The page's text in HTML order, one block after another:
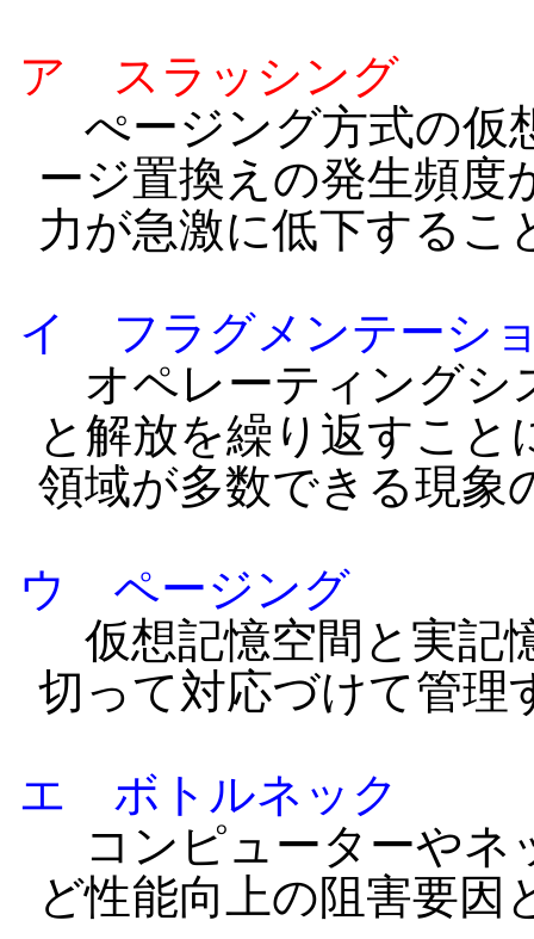
ア スラッシング
ぺージング方式の仮
ージ置換えの発生頻度
力が急激に低下するこ
イ フラグメンテーシ
オペレーティングシ
と解放を繰り返すこ
領域が多数できる現象
ウ ページング
仮想記憶空間と実記
切って対応づけて管理
エ ボトルネック
コンピューターやネ
ど性能向上の阻害要因